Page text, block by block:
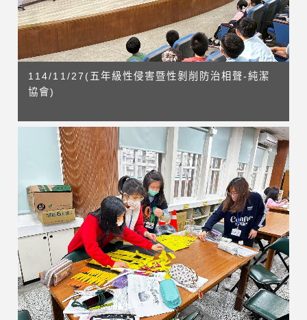
114/11/27(五年級性侵害暨性剝削防治相聲-純潔
協會)